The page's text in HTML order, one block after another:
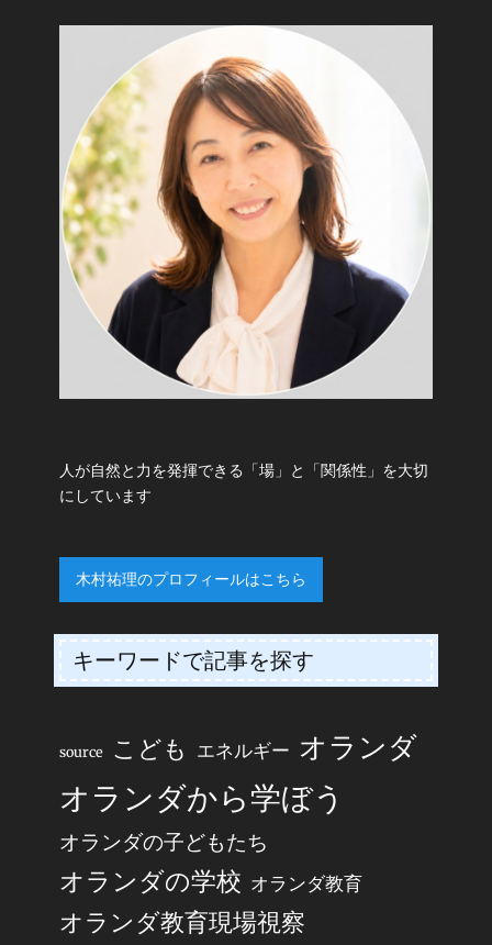
人が自然と力を発揮できる「場」と「関係性」を大切
にしています
木村祐理のプロフィールはこちら
キーワードで記事を探す
source こども エネルギー オランダ
オランダから学ぼう
オランダの子どもたち
オランダの学校 オランダ教育
オランダ教育現場視察